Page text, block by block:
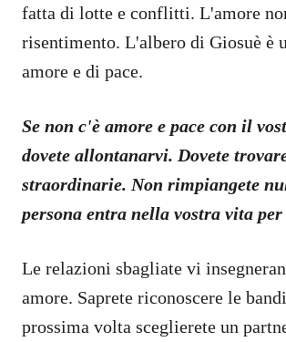
fatta di lotte e conflitti. L'amore
risentimento. L'albero di Giosuè è
amore e di pace.
Se non c'è amore e pace con il
dovete allontanarvi. Dovete
straordinarie. Non rimpiangete
persona entra nella vostra vita
Le relazioni sbagliate vi
amore. Saprete riconoscere le
prossima volta sceglierete un